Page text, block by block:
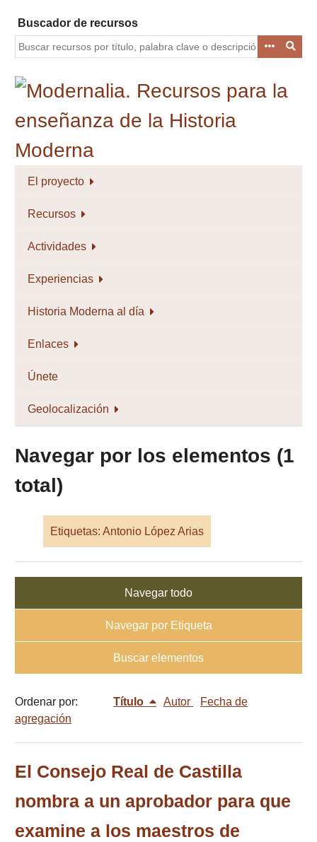
contenido
principal
Buscador de recursos
El proyecto
Recursos
Actividades
Experiencias
Historia Moderna al día
Enlaces
Únete
Geolocalización
Navegar por los elementos (1
total)
Etiquetas: Antonio López Arias
Navegar todo
Navegar por Etiqueta
Buscar elementos
Ordenar por: Título Autor
Fecha de
agregación
El Consejo Real de Castilla
nombra a un aprobador para que
examine a los maestros de